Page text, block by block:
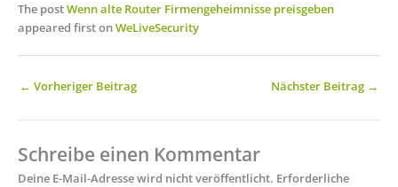
The postWenn alte Router Firmengeheimnisse preisgeben
appeared first onWeLiveSecurity
← Vorheriger Beitrag Nächster Beitrag →
Schreibe einen Kommentar
Deine E-Mail-Adresse wird nicht veröffentlicht. Erforderliche